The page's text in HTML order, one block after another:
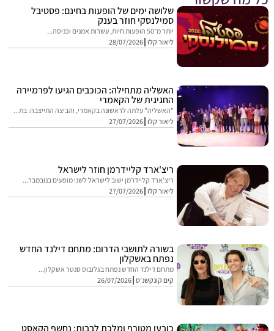
שלושה ימים של הופעות בחינם: פסטיבל
סמילנסקי חוזר בענק
יותר מ־50 הופעות חיות, עשרות אמנים וכניסה...
ליאור קלו 28/07/2026
האשליה מתחילה: הכוכבים הגיעו לפרמיירה
החגיגית של הקאמרי
"האשליה" עלתה לראשונה בקאמרי, והביצה התייצבה: בת...
ליאור קלו 27/07/2026
ריצ'ארד קליידרמן חוזר לישראל
ריצ'ארד קליידרמן ישוב לישראל לשני מופעים בנובמבר...
ליאור קלו 27/07/2026
בשורה לתושבי הדרום: מתחם דילנד החדש
נפתח באשקלון
מתחם דילנד החדש נפתח בגלובוס סנטר אשקלון...
קים קונקשנ'ס 26/07/2026
כובען מטורף ומלכת לבבות: נחשף הקאסט